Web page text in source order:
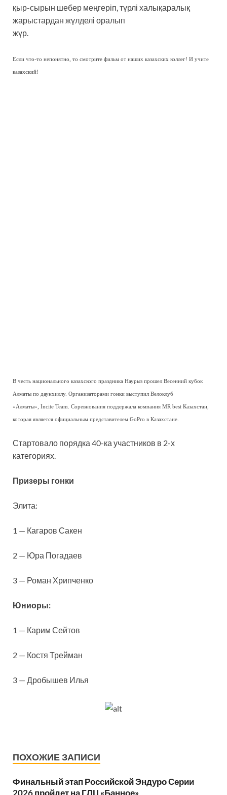
қыр-сырын шебер меңгеріп, түрлі халықаралық
жарыстардан жүлделі оралып
жүр.
Если что-то непонятно, то смотрите фильм от наших казахских коллег! И учите
казахский!
В честь национального казахского праздника Наурыз прошел Весенний кубок
Алматы по даунхиллу. Организаторами гонки выступил Велоклуб
«Алматы», Incite Team. Соревнования поддержала компания MR best Казахстан,
которая является официальным представителем GoPro в Казахстане.
Стартовало порядка 40-ка участников в 2-х
категориях.
Призеры гонки
Элита:
1 — Кагаров Сакен
2 — Юра Погадаев
3 — Роман Хрипченко
Юниоры:
1 — Карим Сейтов
2 — Костя Трейман
3 — Дробышев Илья
ПОХОЖИЕ ЗАПИСИ
Финальный этап Российской Эндуро Серии
2026 пройдет на ГЛЦ «Банное»